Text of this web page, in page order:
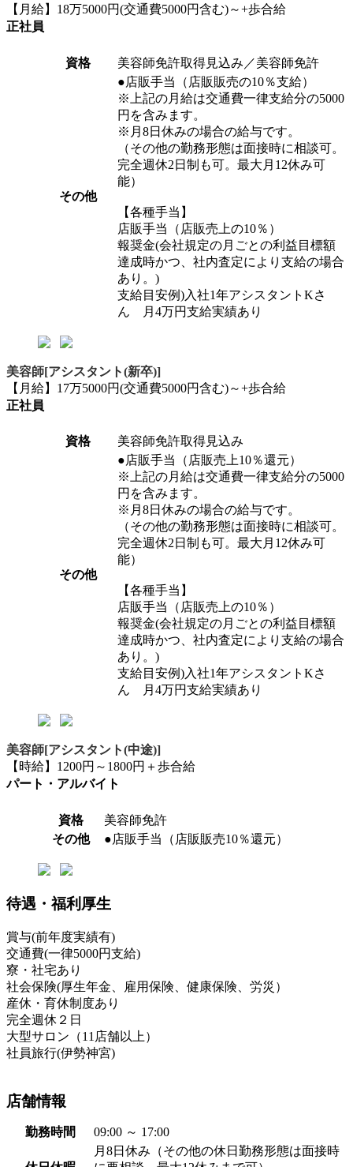
【月給】18万5000円(交通費5000円含む)～+歩合給
正社員
資格 美容師免許取得見込み／美容師免許
その他
●店販手当（店販販売の10％支給）
※上記の月給は交通費一律支給分の5000
円を含みます。
※月8日休みの場合の給与です。
（その他の勤務形態は面接時に相談可。
完全週休2日制も可。最大月12休み可
能）
【各種手当】
店販手当（店販売上の10％）
報奨金(会社規定の月ごとの利益目標額
達成時かつ、社内査定により支給の場合
あり。)
支給目安例)入社1年アシスタントKさ
ん 月4万円支給実績あり
美容師[アシスタント(新卒)]
【月給】17万5000円(交通費5000円含む)～+歩合給
正社員
資格 美容師免許取得見込み
その他
●店販手当（店販売上10％還元）
※上記の月給は交通費一律支給分の5000
円を含みます。
※月8日休みの場合の給与です。
（その他の勤務形態は面接時に相談可。
完全週休2日制も可。最大月12休み可
能）
【各種手当】
店販手当（店販売上の10％）
報奨金(会社規定の月ごとの利益目標額
達成時かつ、社内査定により支給の場合
あり。)
支給目安例)入社1年アシスタントKさ
ん 月4万円支給実績あり
美容師[アシスタント(中途)]
【時給】1200円～1800円＋歩合給
パート・アルバイト
資格
美容師免許
その他
●店販手当（店販販売10％還元）
待遇・福利厚生
賞与(前年度実績有)
交通費(一律5000円支給)
寮・社宅あり
社会保険(厚生年金、雇用保険、健康保険、労災）
産休・育休制度あり
完全週休２日
大型サロン（11店舗以上）
社員旅行(伊勢神宮)
店舗情報
勤務時間 09:00 ～ 17:00
月8日休み（その他の休日勤務形態は面接時